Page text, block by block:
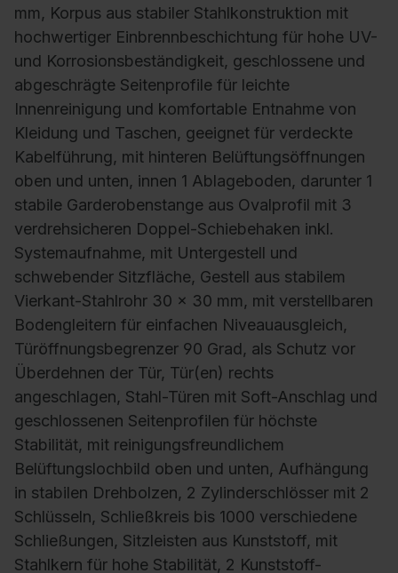
mm, Korpus aus stabiler Stahlkonstruktion mit
hochwertiger Einbrennbeschichtung für hohe UV-
und Korrosionsbeständigkeit, geschlossene und
abgeschrägte Seitenprofile für leichte
Innenreinigung und komfortable Entnahme von
Kleidung und Taschen, geeignet für verdeckte
Kabelführung, mit hinteren Belüftungsöffnungen
oben und unten, innen 1 Ablageboden, darunter 1
stabile Garderobenstange aus Ovalprofil mit 3
verdrehsicheren Doppel-Schiebehaken inkl.
Systemaufnahme, mit Untergestell und
schwebender Sitzfläche, Gestell aus stabilem
Vierkant-Stahlrohr 30 x 30 mm, mit verstellbaren
Bodengleitern für einfachen Niveauausgleich,
Türöffnungsbegrenzer 90 Grad, als Schutz vor
Überdehnen der Tür, Tür(en) rechts
angeschlagen, Stahl-Türen mit Soft-Anschlag und
geschlossenen Seitenprofilen für höchste
Stabilität, mit reinigungsfreundlichem
Belüftungslochbild oben und unten, Aufhängung
in stabilen Drehbolzen, 2 Zylinderschlösser mit 2
Schlüsseln, Schließkreis bis 1000 verschiedene
Schließungen, Sitzleisten aus Kunststoff, mit
Stahlkern für hohe Stabilität, 2 Kunststoff-